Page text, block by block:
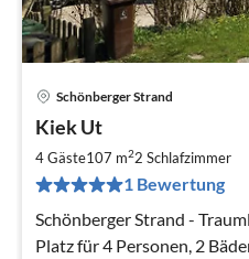
Schönberger Strand
Kiek Ut
4 Gäste107 m22 Schlafzimmer
1 Bewertung
Schönberger Strand -
Platz für 4 Personen, 2